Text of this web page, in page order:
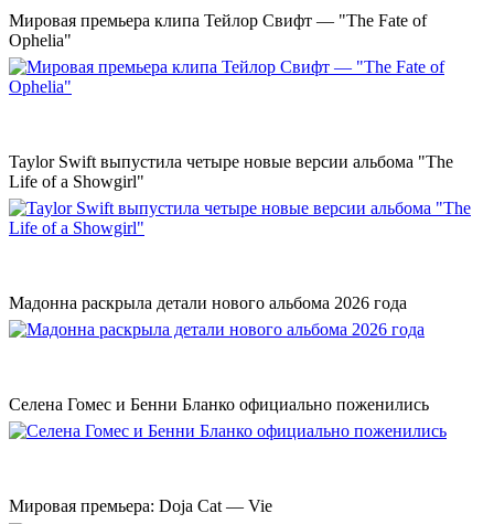
Мировая премьера клипа Тейлор Свифт — "The Fate of
Ophelia"
Taylor Swift выпустила четыре новые версии альбома "The
Life of a Showgirl"
Мадонна раскрыла детали нового альбома 2026 года
Селена Гомес и Бенни Бланко официально поженились
Мировая премьера: Doja Cat — Vie